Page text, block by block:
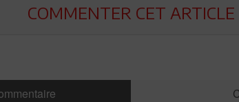
COMMENTER CET ARTICLE